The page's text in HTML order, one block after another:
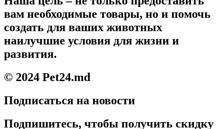
вам необходимые товары, но и помочь
создать для ваших животных
наилучшие условия для жизни и
развития.
© 2024 Pet24.md
Подписаться на новости
Подпишитесь, чтобы получить скидку